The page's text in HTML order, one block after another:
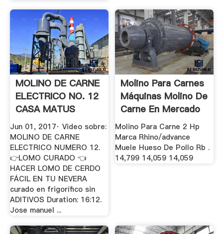
MOLINO DE CARNE
ELECTRICO NO. 12
CASA MATUS
YouTube
Jun 01, 2017· Video sobre:
MOLINO DE CARNE
ELECTRICO NUMERO 12.
👉LOMO CURADO 👈
HACER LOMO DE CERDO
FÁCIL EN TU NEVERA
curado en frigorífico sin
ADITIVOS Duration: 16:12.
Jose manuel ...
Molino Para Carnes
Máquinas Molino De
Carne En Mercado
...
Molino Para Carne 2 Hp
Marca Rhino/advance
Muele Hueso De Pollo Rb .
14,799 14,059 14,059